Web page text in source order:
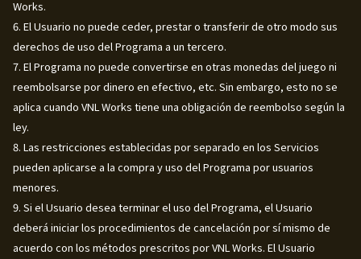
Works.
6. El Usuario no puede ceder, prestar o transferir de otro modo sus
derechos de uso del Programa a un tercero.
7. El Programa no puede convertirse en otras monedas del juego ni
reembolsarse por dinero en efectivo, etc. Sin embargo, esto no se
aplica cuando VNL Works tiene una obligación de reembolso según la
ley.
8. Las restricciones establecidas por separado en los Servicios
pueden aplicarse a la compra y uso del Programa por usuarios
menores.
9. Si el Usuario desea terminar el uso del Programa, el Usuario
deberá iniciar los procedimientos de cancelación por sí mismo de
acuerdo con los métodos prescritos por VNL Works. El Usuario